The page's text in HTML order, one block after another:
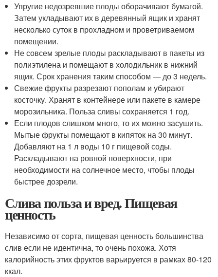
Упругие недозревшие плоды оборачивают бумагой.
Затем укладывают их в деревянный ящик и хранят
несколько суток в прохладном и проветриваемом
помещении.
Не совсем зрелые плоды раскладывают в пакеты из
полиэтилена и помещают в холодильник в нижний
ящик. Срок хранения таким способом — до 3 недель.
Свежие фрукты разрезают пополам и убирают
косточку. Хранят в контейнере или пакете в камере
морозильника. Польза сливы сохраняется 1 год.
Если плодов слишком много, то их можно засушить.
Мытые фрукты помещают в кипяток на 30 минут.
Добавляют на 1 л воды 10 г пищевой соды.
Раскладывают на ровной поверхности, при
необходимости на солнечное место, чтобы плоды
быстрее дозрели.
Слива польза и вред. Пищевая
ценность
Независимо от сорта, пищевая ценность большинства
слив если не идентична, то очень похожа. Хотя
калорийность этих фруктов варьируется в рамках 80-120
ккал.